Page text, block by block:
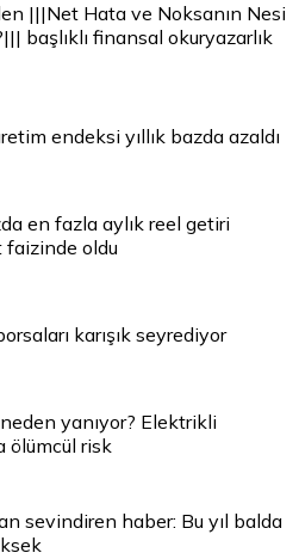
|||Net Hata ve Noksanın Nesi
başlıklı finansal okuryazarlık
endeksi yıllık bazda azaldı
en fazla aylık reel getiri
faizinde oldu
karışık seyrediyor
yanıyor? Elektrikli
ölümcül risk
sevindiren haber: Bu yıl balda